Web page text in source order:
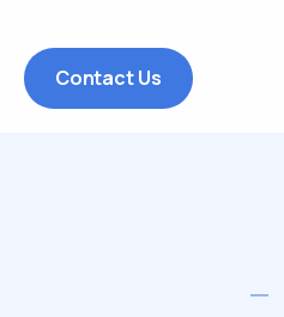
Contact Us